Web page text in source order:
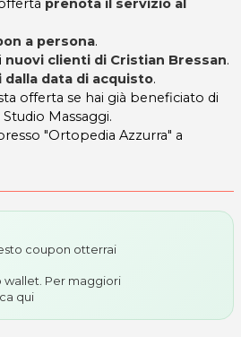
prenota il servizio al
a persona.
nuovi clienti di Cristian Bressan.
dalla data di acquisto.
offerta se hai già beneficiato di
Massaggi.
"Ortopedia Azzurra" a
coupon otterrai
wallet. Per maggiori
qui